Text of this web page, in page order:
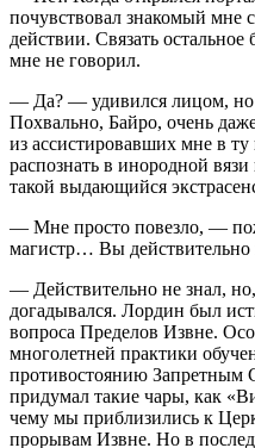
почувствовал знакомый мне
действии. Связать
мне не говорил.
— Да? — удивился лицом,
Похвально, Байро, очень
из ассистировавших мне в
распознать в инородной
такой выдающийся
— Мне просто повезло, —
магистр… Вы
— Действительно не знал,
догадывался. Лордин был
вопроса Пределов Извне.
многолетней практики
противостоянию
придумал такие чары, как
чему мы приблизились к
прорывам Извне. Но в